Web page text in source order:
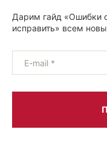
Дарим гайд «Ошибки
исправить» всем
E-mail *